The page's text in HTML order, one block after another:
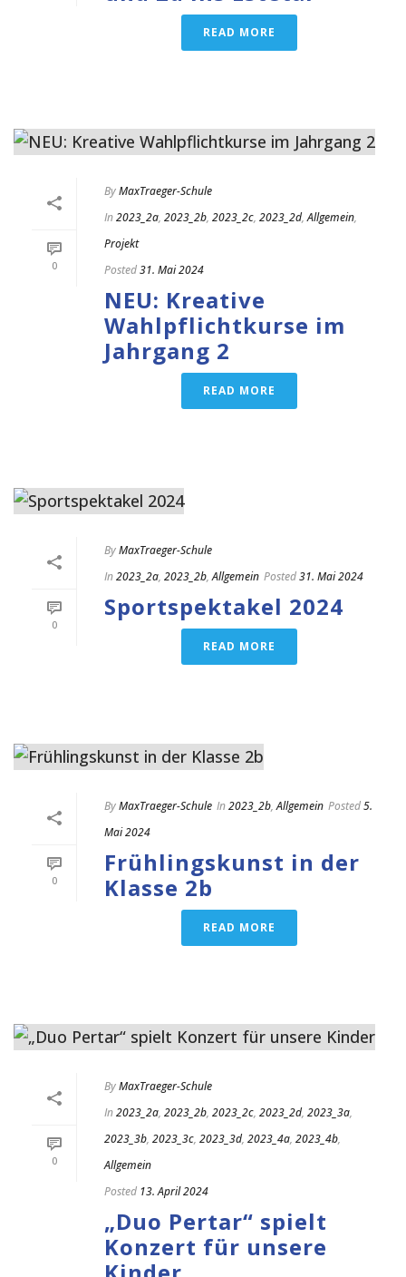
READ MORE
0
ByMaxTraeger-Schule
In2023_2a, 2023_2b, 2023_2c, 2023_2d,Allgemein,
Projekt
Posted31. Mai 2024
NEU: Kreative
Wahlpflichtkurse im
Jahrgang 2
READ MORE
0
ByMaxTraeger-Schule
In2023_2a, 2023_2b,Allgemein Posted31. Mai 2024
Sportspektakel 2024
READ MORE
0
ByMaxTraeger-Schule In2023_2b,Allgemein Posted5.
Mai 2024
Frühlingskunst in der
Klasse 2b
READ MORE
0
ByMaxTraeger-Schule
In2023_2a, 2023_2b, 2023_2c, 2023_2d, 2023_3a,
2023_3b, 2023_3c, 2023_3d, 2023_4a, 2023_4b,
Allgemein
Posted 13. April 2024
„Duo Pertar“ spielt
Konzert für unsere